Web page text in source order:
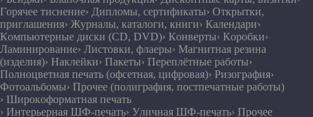
Горячее тиснение› Дипломы, сертификаты› Открытки,
приглашения› Журналы, каталоги, книги› Календари›
Компьютерные диски (CD, DVD)› Конверты› Коробки›
Ламинирование› Листовки, флаеры› Магнитная резина
(изделия)› Наклейки› Пакеты› Переплётные работы›
Полноцветная печать (офсетная, цифровая)› Ризография›
Фотоальбомы› Прочее (полиграфия, постпечатные работы)
› Широкоформатная печать
› Интерьерная ШФ-печать› Уличная ШФ-печать› Прочее